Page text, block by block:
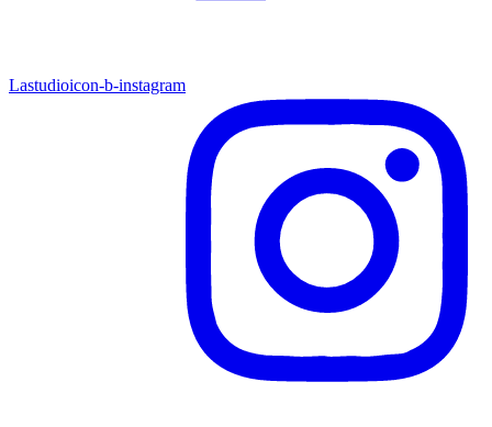
Lastudioicon-b-instagram